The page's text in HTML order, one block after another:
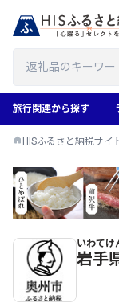
旅行関連から探す
HISふるさと納税サイ
奥州市のふるさと
岩手
いわてけ